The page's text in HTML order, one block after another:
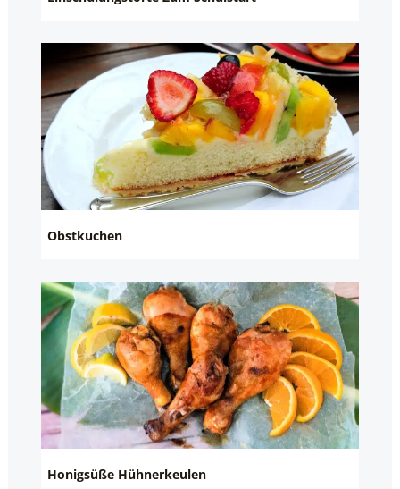
Obstkuchen
Honigsüße Hühnerkeulen